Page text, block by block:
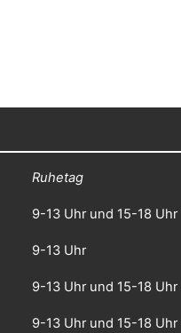
Ruhetag
9-13 Uhr und 15-18 Uhr
9-13 Uhr
9-13 Uhr und 15-18 Uhr
9-13 Uhr und 15-18 Uhr